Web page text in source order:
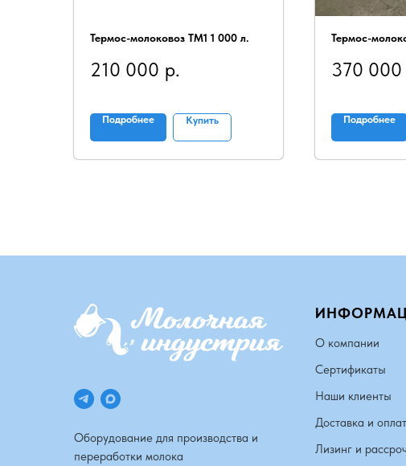
Термос-молоковоз ТМ1 1 000 л.
210 000 р.
Подробнее Купить
Термос-
370 000
Подробнее
Оборудование для производства и
переработки молока
О компании
Сертификаты
Наши клиенты
Доставка и
Лизинг и